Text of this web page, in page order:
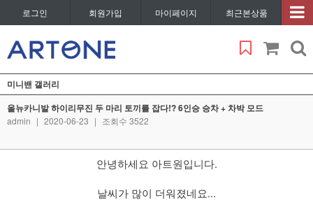
로그인 회원가입 마이페이지 최근본상품
미니밴 갤러리
올뉴카니발 하이리무진 두 마리 토끼를 잡다!? 6인승 승차 + 차박 모드
admin | 2020-06-23 | 조회수 3522
안녕하세요 아트원입니다.
​ 날씨가 많이 더워졌네요...